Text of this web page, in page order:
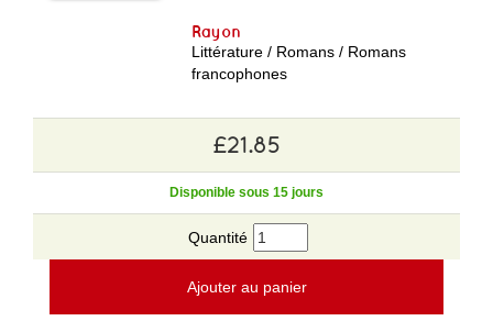
Rayon
Littérature / Romans / Romans
francophones
£21.85
Disponible sous 15 jours
Quantité
Ajouter au panier